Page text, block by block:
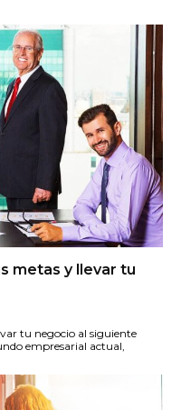
metas y llevar tu
tu negocio al siguiente
empresarial actual,